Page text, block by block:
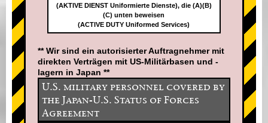
(AKTIVE DIENST Uniformierte Dienste), die (A)(B)
(C) unten beweisen
(ACTIVE DUTY Uniformed Services)
** Wir sind ein autorisierter Auftragnehmer mit
direkten Verträgen mit US-Militärbasen und -
lagern in Japan **
U.S. military personnel covered by
the Japan-U.S. Status of Forces
Agreement